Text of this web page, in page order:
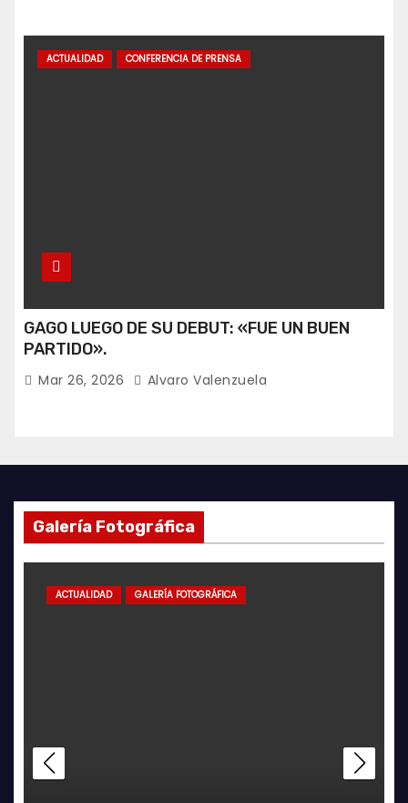
ACTUALIDAD CONFERENCIA DE PRENSA
GAGO LUEGO DE SU DEBUT: «FUE UN BUEN
PARTIDO».
Mar 26, 2026 Alvaro Valenzuela
Galería Fotográfica
ACTUALIDAD GALERÍA FOTOGRÁFICA